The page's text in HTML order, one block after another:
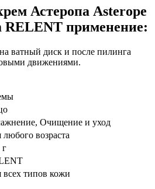
Астеропа Asterope
RELENT применение:
ватный диск и после пилинга
движениями.
Очищение и уход
любого возраста
г
всех типов кожи